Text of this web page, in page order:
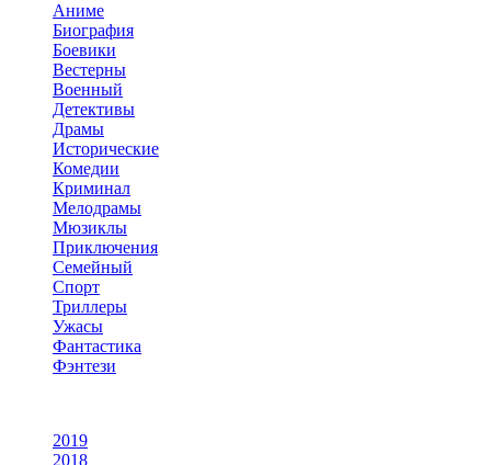
Аниме
Биография
Боевики
Вестерны
Военный
Детективы
Драмы
Исторические
Комедии
Криминал
Мелодрамы
Мюзиклы
Приключения
Семейный
Спорт
Триллеры
Ужасы
Фантастика
Фэнтези
2019
2018